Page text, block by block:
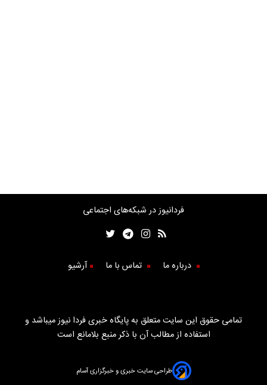
فردانیوز در شبکه‌های اجتماعی
درباره ما تماس با ما آرشیو
تمامی حقوق این سایت متعلق به پایگاه خبری فردا نیوز میباشد و
استفاده از مطالب آن با ذکر منبع بلامانع است
طراحی سایت خبری و خبرگزاری آسام